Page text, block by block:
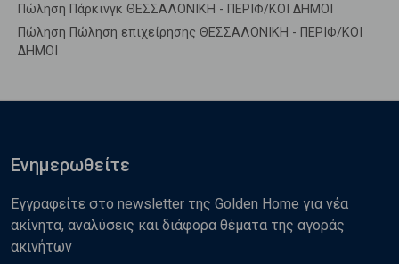
Πώληση Πάρκινγκ ΘΕΣΣΑΛΟΝΙΚΗ - ΠΕΡΙΦ/ΚΟΙ ΔΗΜΟΙ
Πώληση Πώληση επιχείρησης ΘΕΣΣΑΛΟΝΙΚΗ - ΠΕΡΙΦ/ΚΟΙ
ΔΗΜΟΙ
Ενημερωθείτε
Εγγραφείτε στο newsletter της Golden Home για νέα
ακίνητα, αναλύσεις και διάφορα θέματα της αγοράς
ακινήτων